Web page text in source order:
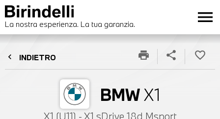
La nostra esperienza. La tua garanzia. menu
chevron_left INDIETRO
BMWX1
X1 (U11) - X1 sDrive 18d Msport
print share favorite_border